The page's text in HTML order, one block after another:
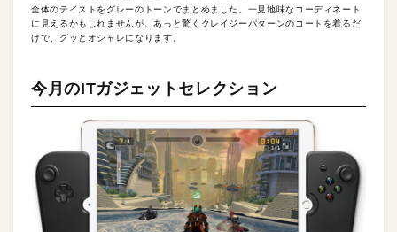
全体のテイストをグレーのトーンでまとめました。一見地味なコーディネート
に見えるかもしれませんが、あっと驚くクレイジーパターンのコートを着るだ
けで、グッとオシャレになります。
今月のITガジェットセレクション